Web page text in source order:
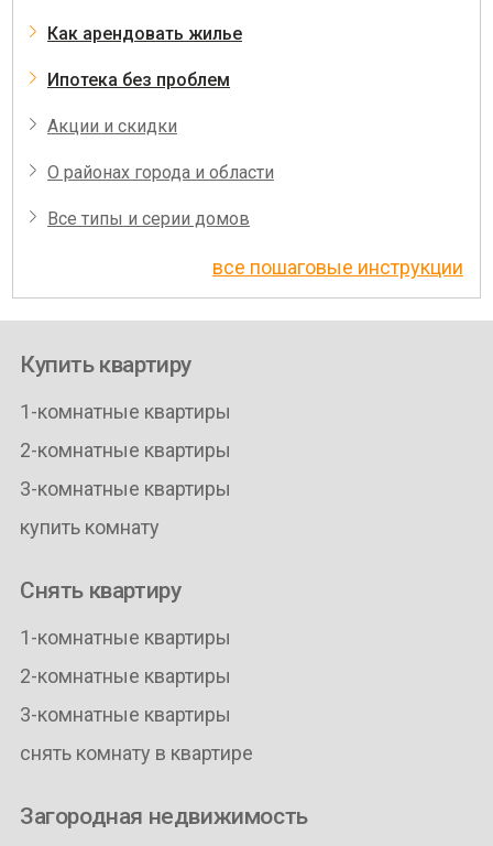
Как арендовать жилье
Ипотека без проблем
Акции и скидки
О районах города и области
Все типы и серии домов
все пошаговые инструкции
Купить квартиру
1-комнатные квартиры
2-комнатные квартиры
3-комнатные квартиры
купить комнату
Снять квартиру
1-комнатные квартиры
2-комнатные квартиры
3-комнатные квартиры
снять комнату в квартире
Загородная недвижимость